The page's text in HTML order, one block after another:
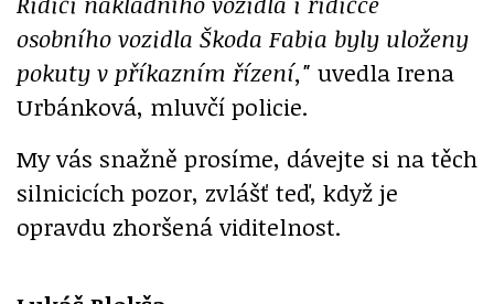
osobního vozidla Škoda Fabia byly uloženy
pokuty v příkazním řízení," uvedla Irena
Urbánková, mluvčí policie.
My vás snažně prosíme, dávejte si na těch
silnicicích pozor, zvlášť teď, když je
opravdu zhoršená viditelnost.